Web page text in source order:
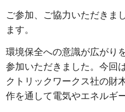
ご参加、ご協力いただきま
ます。
環境保全への意識が広がり
参加いただきました。今回
クトリックワークス社の財
作を通して電気やエネルギ